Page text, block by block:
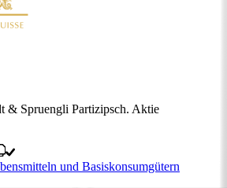
& Spruengli Partizipsch. Aktie
und Basiskonsumgütern